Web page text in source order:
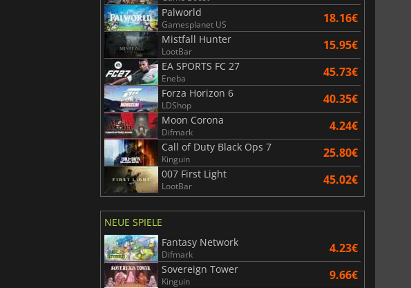
Palworld
Gamesplanet US 18.16€
Mistfall Hunter
LootBar 15.95€
EA SPORTS FC 27
Eneba 45.73€
Forza Horizon 6
LDShop 40.35€
Moon Corona
Difmark 4.24€
Call of Duty Black Ops 7
Kinguin 25.80€
007 First Light
LootBar 45.02€
NEUE SPIELE
Fantasy Network
Difmark 4.23€
Sovereign Tower
Kinguin 9.66€